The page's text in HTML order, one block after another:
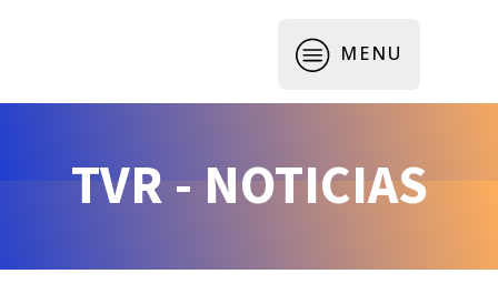
MENU
TVR - NOTICIAS